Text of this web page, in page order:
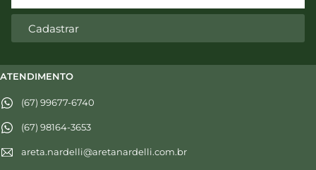
Cadastrar
ATENDIMENTO
(67) 99677-6740
(67) 98164-3653
areta.nardelli@aretanardelli.com.br